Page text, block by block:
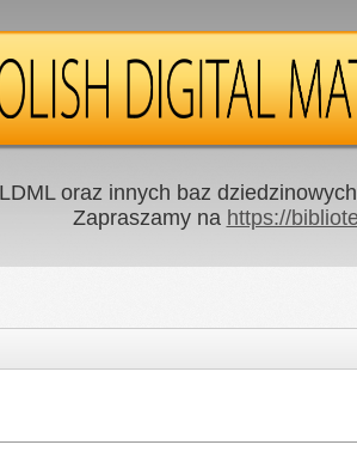
oraz innych baz
Zapraszamy na https://